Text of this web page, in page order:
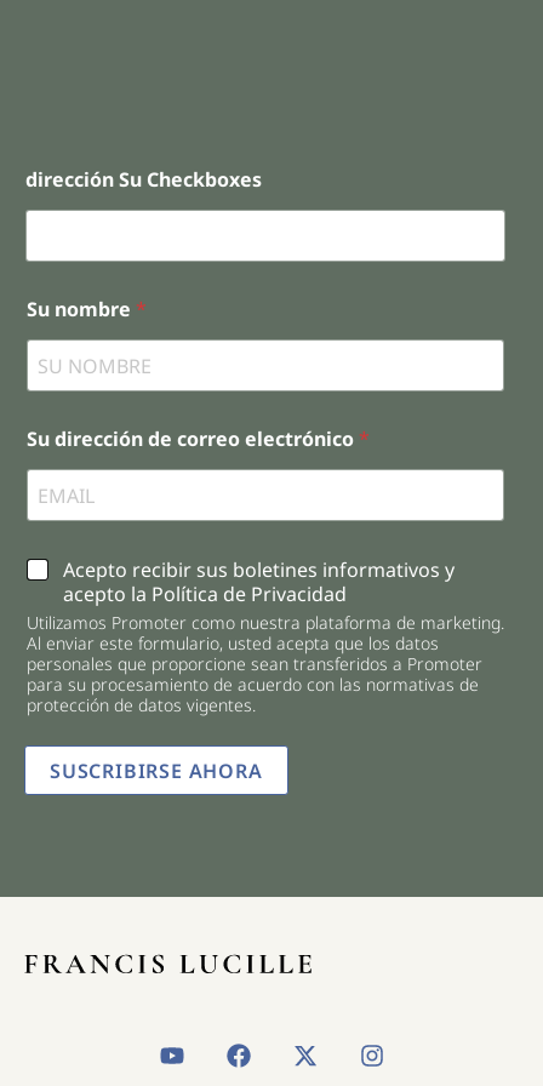
dirección Su Checkboxes
Su nombre *
Su dirección de correo electrónico *
C
e
c
k
b
o
e
*
Acepto recibir sus boletines informativos y
acepto la Política de Privacidad
Utilizamos Promoter como nuestra plataforma de marketing.
Al enviar este formulario, usted acepta que los datos
personales que proporcione sean transferidos a Promoter
para su procesamiento de acuerdo con las normativas de
protección de datos vigentes.
SUSCRIBIRSE AHORA
Y
o
F
a
X
-
I
n